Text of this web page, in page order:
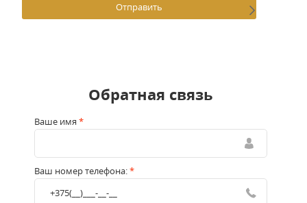
Отправить
Обратная связь
Ваше имя *
Ваш номер телефона:*